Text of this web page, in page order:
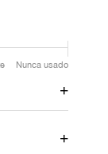
Nunca usado